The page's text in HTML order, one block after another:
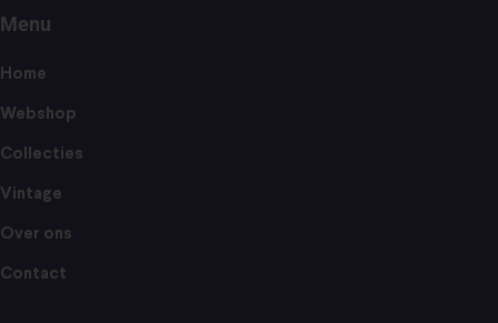
Menu
Home
Webshop
Collecties
Vintage
Over ons
Contact